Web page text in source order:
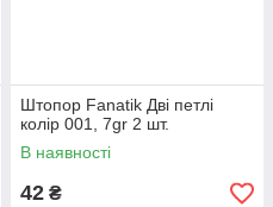
Штопор Fanatik Дві петлі
колір 001, 7gr 2 шт.
В наявності
42 ₴